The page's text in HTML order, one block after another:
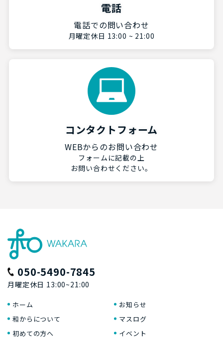
電話
電話での問い合わせ
月曜定休日 13:00 ~ 21:00
コンタクトフォーム
WEBからのお問い合わせ
フォームに記載の上
お問い合わせください。
050-5490-7845
月曜定休日 13:00~21:00
ホーム
和からについて
初めての方へ
お知らせ
マスログ
イベント